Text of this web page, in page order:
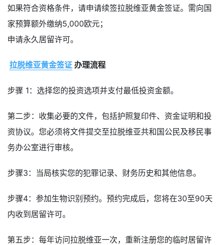
如果符合资格条件，请申请续签拉脱维亚黄金签证。需向国
家预算额外缴纳5,000欧元；
申请永久居留许可。
拉脱维亚黄金签证 办理流程
步骤 1：选择您的投资选项并支付最低投资金额。
第二步：收集必要的文件，包括护照复印件、资金证明和投
资协议。您必须将文件提交至拉脱维亚共和国公民及移民事
务办公室进行审核。
步骤3：当局核实您的犯罪记录、财务历史和其他信息。
步骤4：参加生物识别预约。预约完成后，您将在30至90天
内收到居留许可。
第五步：每年访问拉脱维亚一次，重新注册您的临时居留许